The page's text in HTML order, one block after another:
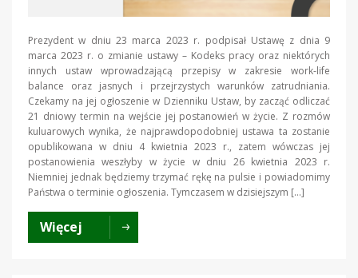
Prezydent w dniu 23 marca 2023 r. podpisał Ustawę z dnia 9
marca 2023 r. o zmianie ustawy – Kodeks pracy oraz niektórych
innych ustaw wprowadzającą przepisy w zakresie work-life
balance oraz jasnych i przejrzystych warunków zatrudniania.
Czekamy na jej ogłoszenie w Dzienniku Ustaw, by zacząć odliczać
21 dniowy termin na wejście jej postanowień w życie. Z rozmów
kuluarowych wynika, że najprawdopodobniej ustawa ta zostanie
opublikowana w dniu 4 kwietnia 2023 r., zatem wówczas jej
postanowienia weszłyby w życie w dniu 26 kwietnia 2023 r.
Niemniej jednak będziemy trzymać rękę na pulsie i powiadomimy
Państwa o terminie ogłoszenia. Tymczasem w dzisiejszym […]
Więcej